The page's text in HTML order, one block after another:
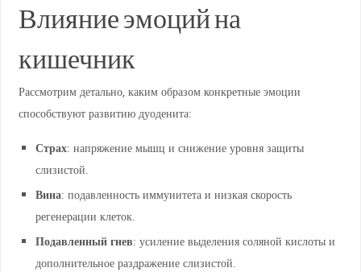
Влияние эмоций на
кишечник
Рассмотрим детально, каким образом конкретные эмоции
способствуют развитию дуоденита:
Страх: напряжение мышц и снижение уровня защиты
слизистой.
Вина: подавленность иммунитета и низкая скорость
регенерации клеток.
Подавленный гнев: усиление выделения соляной кислоты и
дополнительное раздражение слизистой.